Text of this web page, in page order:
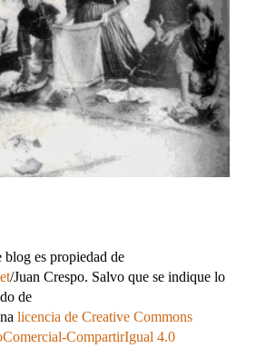
blog es propiedad de
/Juan Crespo. Salvo que se indique lo
de
licencia de Creative Commons
CompartirIgual 4.0